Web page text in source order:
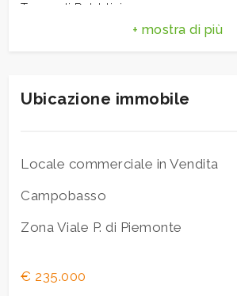
Trasporti Pubblici
Ubicazione immobile
Locale commerciale in Vendita
Campobasso
Zona Viale P. di Piemonte
€ 235.000
minimi
Qualsiasi